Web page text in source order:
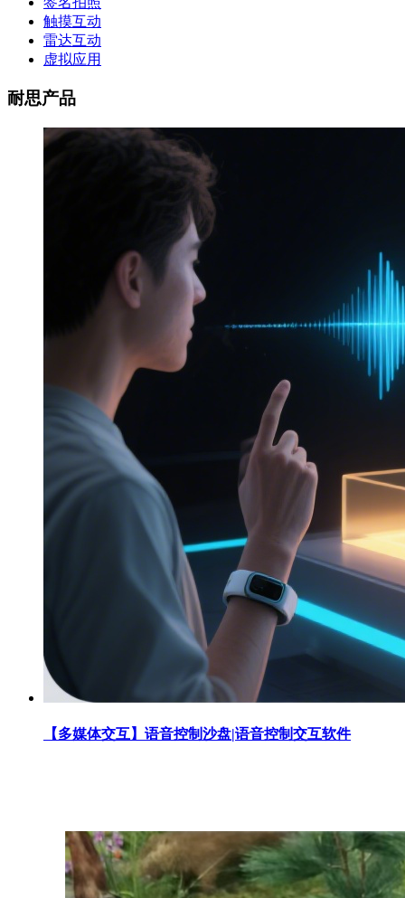
触摸互动
雷达互动
虚拟应用
耐思产品
【多媒体交互】语音控制沙盘|语音控制交互软件